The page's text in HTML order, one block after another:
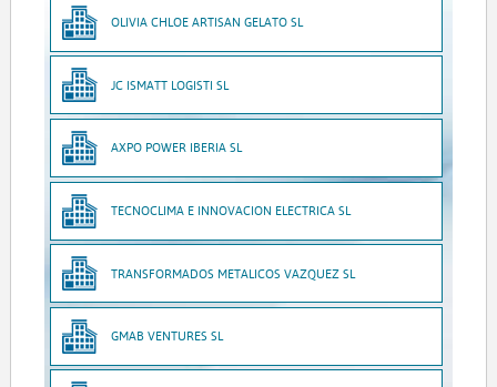
OLIVIA CHLOE ARTISAN GELATO SL
JC ISMATT LOGISTI SL
AXPO POWER IBERIA SL
TECNOCLIMA E INNOVACION ELECTRICA SL
TRANSFORMADOS METALICOS VAZQUEZ SL
GMAB VENTURES SL